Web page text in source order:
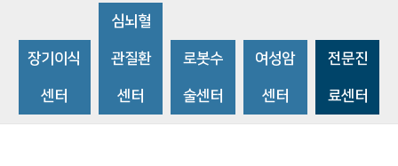
장기이식
센터
심뇌혈
관질환
센터
로봇수
술센터
여성암
센터
전문진
료센터